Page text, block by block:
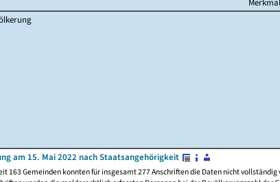
am 15. Mai 2022 nach Staatsangehörigkeit
163 Gemeinden konnten für insgesamt 277 Anschriften die Daten nicht